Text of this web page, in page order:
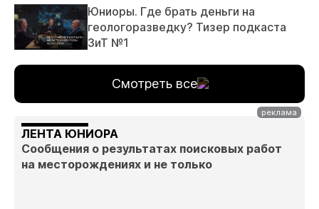
Юниоры. Где брать деньги на
геологоразведку? Тизер подкаста
ЗиТ №1
Смотреть все
ЛЕНТА ЮНИОРА
Сообщения о результатах поисковых работ
на месторождениях и не только